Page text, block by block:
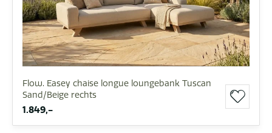
Flow. Easey chaise longue loungebank Tuscan
Sand/Beige rechts
1.849,-